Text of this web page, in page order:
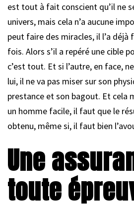
est tout à fait conscient qu’il ne
univers, mais cela n’a aucune
peut faire des miracles, il l’a déjà
fois. Alors s’il a repéré une cible
c’est tout. Et si l’autre, en face,
lui, il ne va pas miser sur son
prestance et son bagout. Et cela
un homme facile, il faut que le
obtenu, même si, il faut bien
Une
toute